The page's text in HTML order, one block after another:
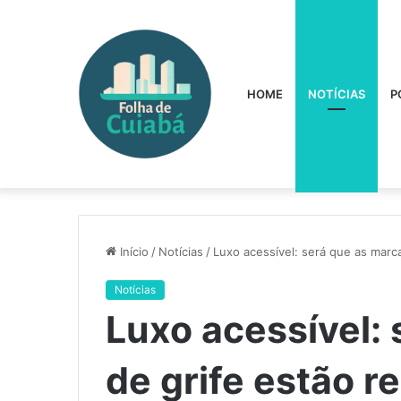
HOME NOTÍCIAS
Início / Notícias / Luxo acessível: será que as
Notícias
Luxo acessível:
de grife estão